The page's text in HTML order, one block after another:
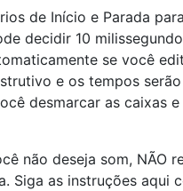
de Início e Parada
decidir 10
se você
e os tempos
desmarcar as caixas
não deseja som, NÃO
Siga as instruções aqui